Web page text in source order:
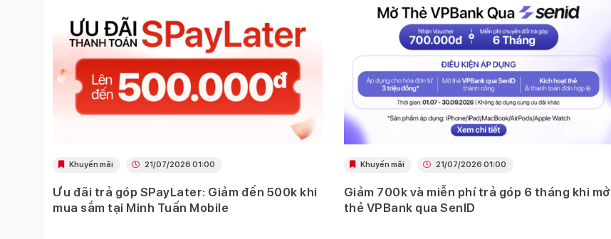
Khuyến mãi 21/07/2026 01:00
Ưu đãi trả góp SPayLater: Giảm đến 500k khi
mua sắm tại Minh Tuấn Mobile
Khuyến mãi 21/07/2026 01:00
Giảm 700k và miễn phí trả góp 6 tháng khi mở
thẻ VPBank qua SenID